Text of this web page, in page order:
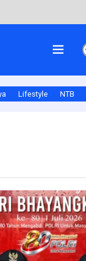
Lifestyle NTB